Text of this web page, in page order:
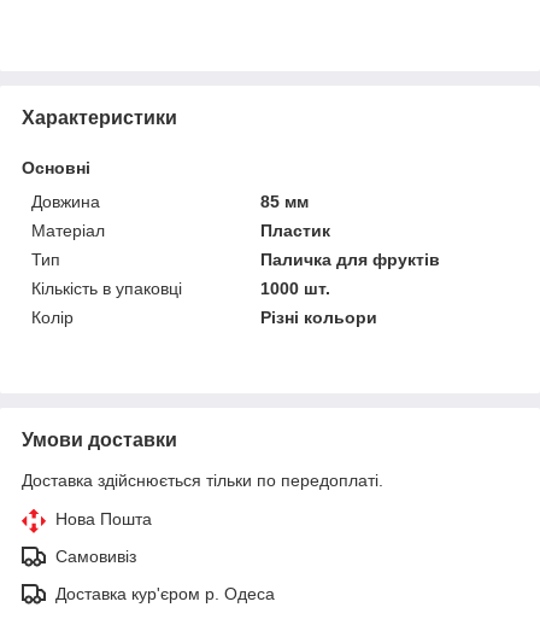
Характеристики
Основні
Довжина
85 мм
Матеріал
Пластик
Тип
Паличка для фруктів
Кількість в упаковці
1000 шт.
Колір
Різні кольори
Умови доставки
Доставка здійснюється тільки по передоплаті.
Нова Пошта
Самовивіз
Доставка кур'єром р. Одеса